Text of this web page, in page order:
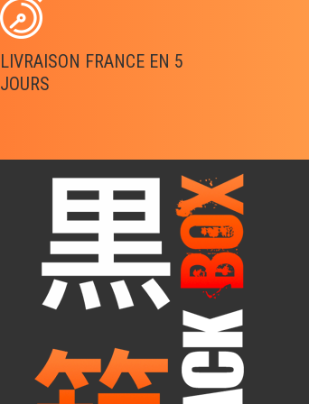
LIVRAISON FRANCE EN 5
JOURS